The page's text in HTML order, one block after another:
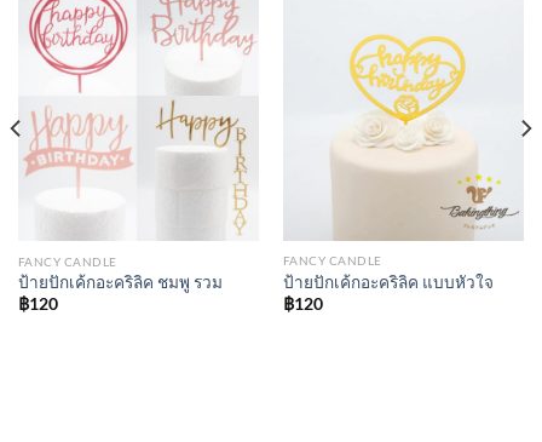
FANCY CANDLE
ป้ายปักเค้กอะคริลิค ชมพู รวม
฿120
FANCY CANDLE
ป้ายปักเค้กอะคริลิค แบบหัวใจ
฿120